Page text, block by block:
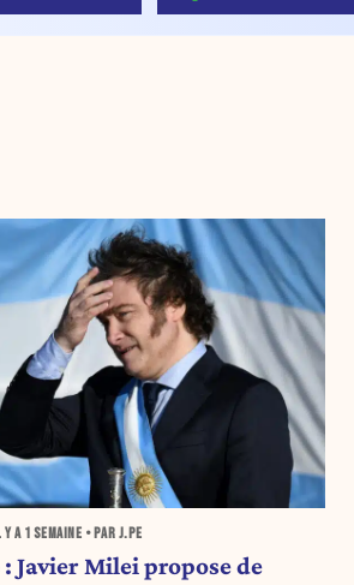
Y A1 SEMAINE • PAR J.PE
Javier Milei propose de